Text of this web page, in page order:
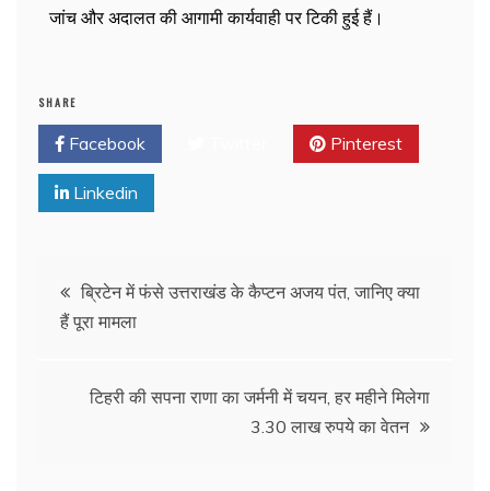
जांच और अदालत की आगामी कार्यवाही पर टिकी हुई हैं।
SHARE
Facebook Pinterest
Linkedin
ब्रिटेन में फंसे उत्तराखंड के कैप्टन अजय पंत, जानिए क्या
हैं पूरा मामला
टिहरी की सपना राणा का जर्मनी में चयन, हर महीने मिलेगा
3.30 लाख रुपये का वेतन